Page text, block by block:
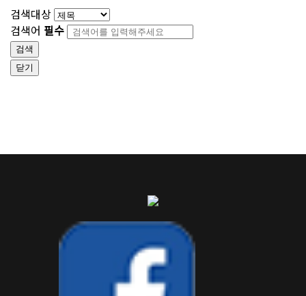
검색대상
검색어 필수
검색
닫기